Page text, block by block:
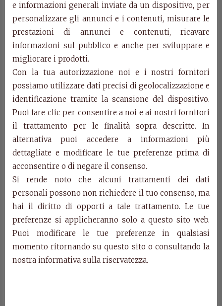
Art. 1004/P –
Credenza 2 porte
Aurora
Art. 1004/P
Credenza 2 porte con intarsio e filetto, 7 cassetti.
cm. L. 205 – P. 50 – H. 102
Categorie: Collezione Aurora Prodotti
Prodotti della stessa categoria
e informazioni generali inviate da un dispositivo, per
personalizzare gli annunci e i contenuti, misurare le
prestazioni di annunci e contenuti, ricavare
informazioni sul pubblico e anche per sviluppare e
migliorare i prodotti.
Con la tua autorizzazione noi e i nostri fornitori
possiamo utilizzare dati precisi di geolocalizzazione e
identificazione tramite la scansione del dispositivo.
Puoi fare clic per consentire a noi e ai nostri fornitori
il trattamento per le finalità sopra descritte. In
alternativa puoi accedere a informazioni più
dettagliate e modificare le tue preferenze prima di
acconsentire o di negare il consenso.
Si rende noto che alcuni trattamenti dei dati
personali possono non richiedere il tuo consenso, ma
hai il diritto di opporti a tale trattamento. Le tue
preferenze si applicheranno solo a questo sito web.
Puoi modificare le tue preferenze in qualsiasi
momento ritornando su questo sito o consultando la
nostra informativa sulla riservatezza.